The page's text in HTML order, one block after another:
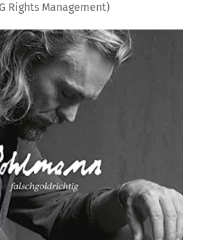
Rights Management)